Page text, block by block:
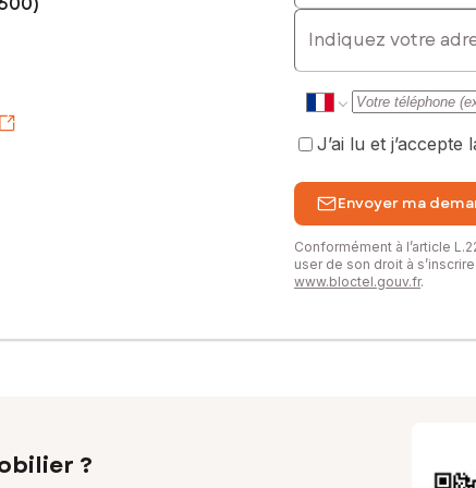
E-mail
J’ai lu et j’accepte
Envoyer ma
Conformément à l’article
user de son droit à
www.bloctel.gouv.fr.
?